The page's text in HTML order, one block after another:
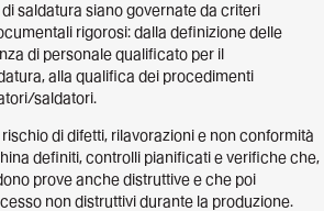
saldatura siano governate da criteri
rigorosi: dalla definizione delle
di personale qualificato per il
alla qualifica dei procedimenti
saldatori.
di difetti, rilavorazioni e non conformità
definiti, controlli pianificati e verifiche che,
prove anche distruttive e che poi
non distruttivi durante la produzione.